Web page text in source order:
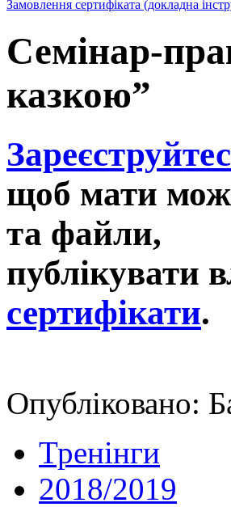
Замовлення сертифіката (докладна
Семінар-
казкою”
щоб мати
та файли,
публікувати
сертифікати.
Опубліковано:
Тренінги
2018/2019